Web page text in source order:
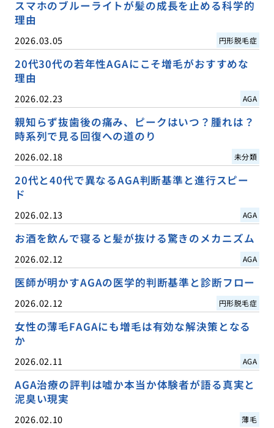
スマホのブルーライトが髪の成長を止める科学的
理由
2026.03.05 円形脱毛症
20代30代の若年性AGAにこそ増毛がおすすめな
理由
2026.02.23 AGA
親知らず抜歯後の痛み、ピークはいつ？腫れは？
時系列で見る回復への道のり
2026.02.18 未分類
20代と40代で異なるAGA判断基準と進行スピー
ド
2026.02.13 AGA
お酒を飲んで寝ると髪が抜ける驚きのメカニズム
2026.02.12 AGA
医師が明かすAGAの医学的判断基準と診断フロー
2026.02.12 円形脱毛症
女性の薄毛FAGAにも増毛は有効な解決策となる
か
2026.02.11 AGA
AGA治療の評判は嘘か本当か体験者が語る真実と
泥臭い現実
2026.02.10 薄毛